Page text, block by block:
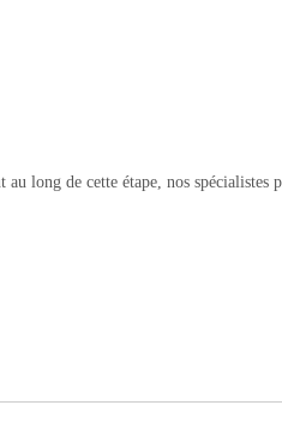
long de cette étape, nos spécialistes